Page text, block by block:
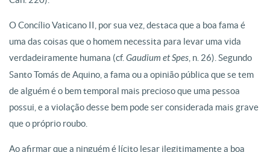
O Concílio Vaticano II, por sua vez, destaca que a boa fama é
uma das coisas que o homem necessita para levar uma vida
verdadeiramente humana (cf. Gaudium et Spes , n. 26). Segundo
Santo Tomás de Aquino, a fama ou a opinião pública que se tem
de alguém é o bem temporal mais precioso que uma pessoa
possui, e a violação desse bem pode ser considerada mais grave
que o próprio roubo.
Ao afirmar que a ninguém é lícito lesar ilegitimamente a boa